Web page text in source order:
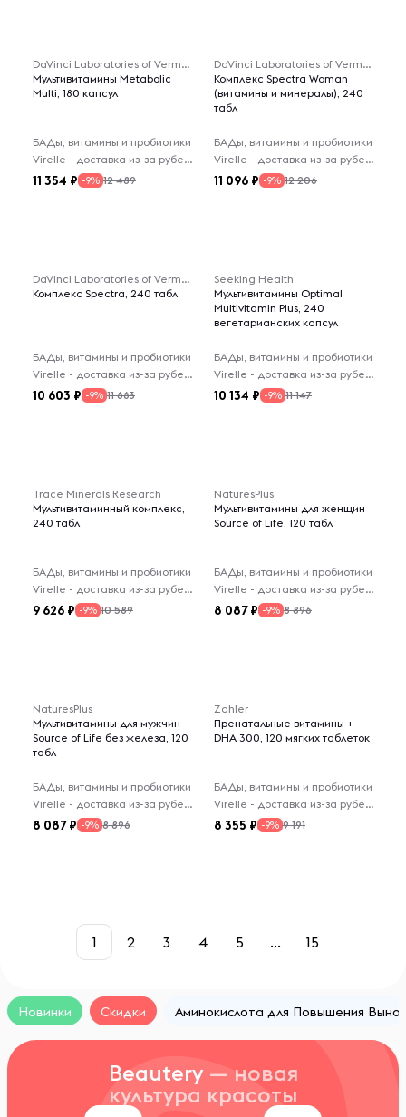
DaVinci Laboratories of Vermont
Мультивитамины Metabolic
Multi, 180 капсул
БАДы, витамины и пробиотики
Virelle - доставка из-за рубежа
11 354 -9% 12 489
DaVinci Laboratories of Vermont
Комплекс Spectra Woman
(витамины и минералы), 240
табл
БАДы, витамины и пробиотики
Virelle - доставка из-за рубежа
11 096 -9% 12 206
DaVinci Laboratories of Vermont
Комплекс Spectra, 240 табл
БАДы, витамины и пробиотики
Virelle - доставка из-за рубежа
10 603 -9% 11 663
Seeking Health
Мультивитамины Optimal
Multivitamin Plus, 240
вегетарианских капсул
БАДы, витамины и пробиотики
Virelle - доставка из-за рубежа
10 134 -9% 11 147
Trace Minerals Research
Мультивитаминный комплекс,
240 табл
БАДы, витамины и пробиотики
Virelle - доставка из-за рубежа
9 626 -9% 10 589
NaturesPlus
Мультивитамины для женщин
Source of Life, 120 табл
БАДы, витамины и пробиотики
Virelle - доставка из-за рубежа
8 087 -9% 8 896
NaturesPlus
Мультивитамины для мужчин
Source of Life без железа, 120
табл
БАДы, витамины и пробиотики
Virelle - доставка из-за рубежа
8 087 -9% 8 896
Zahler
Пренатальные витамины +
DHA 300, 120 мягких таблеток
БАДы, витамины и пробиотики
Virelle - доставка из-за рубежа
8 355 -9% 9 191
1 2 3 4 5 ... 15
Новинки Скидки Аминокислота для Повышения
Beautery — новая
культура красоты